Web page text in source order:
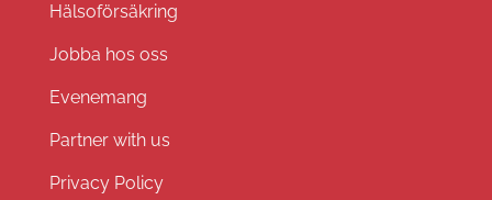
Hälsoförsäkring
Jobba hos oss
Evenemang
Partner with us
Privacy Policy